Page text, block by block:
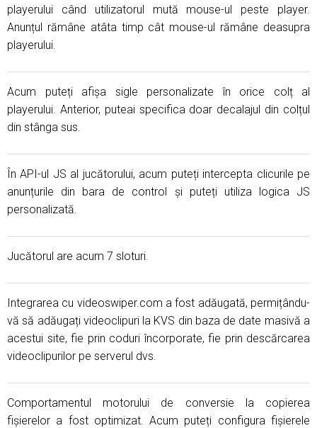
playerului când utilizatorul mută mouse-ul peste player.
Anunțul rămâne atâta timp cât mouse-ul rămâne deasupra
playerului.
Acum puteți afișa sigle personalizate în orice colț al
playerului. Anterior, puteai specifica doar decalajul din colțul
din stânga sus.
În API-ul JS al jucătorului, acum puteți intercepta clicurile pe
anunțurile din bara de control și puteți utiliza logica JS
personalizată.
Jucătorul are acum 7 sloturi.
Integrarea cu videoswiper.com a fost adăugată, permițându-
vă să adăugați videoclipuri la KVS din baza de date masivă a
acestui site, fie prin coduri încorporate, fie prin descărcarea
videoclipurilor pe serverul dvs.
Comportamentul motorului de conversie la copierea
fișierelor a fost optimizat. Acum puteți configura fișierele